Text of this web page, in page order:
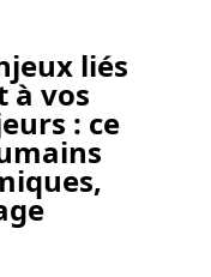
liés
à vos
: ce